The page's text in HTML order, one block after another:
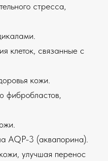
стресса,
клеток, связанные с
кожи.
фибробластов,
AQP-3 (аквапорина).
улучшая перенос